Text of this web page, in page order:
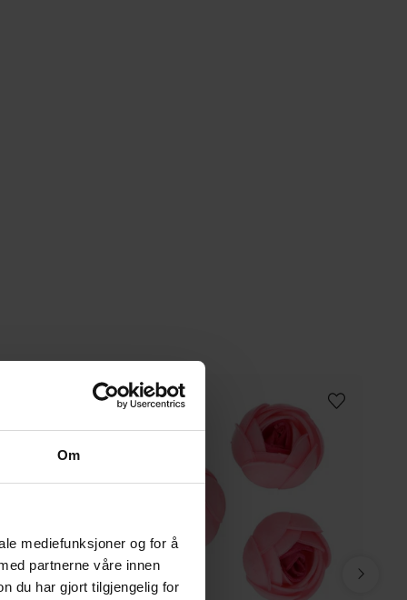
Om
mediefunksjoner og for å
partnerne våre innen
du har gjort tilgjengelig for